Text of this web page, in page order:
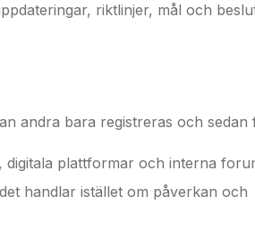
riktlinjer, mål och
andra bara registreras och sedan
plattformar och interna
handlar istället om påverkan och